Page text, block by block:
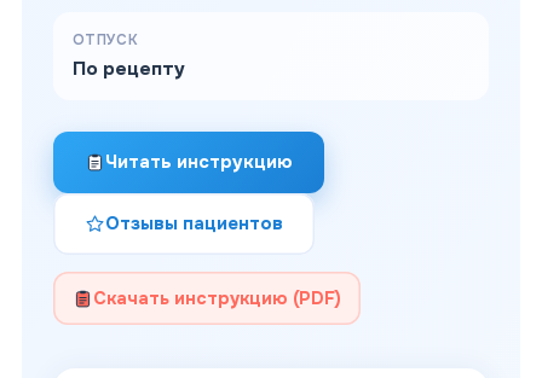
ОТПУСК
По рецепту
Читать инструкцию
Отзывы пациентов
Скачать инструкцию (PDF)